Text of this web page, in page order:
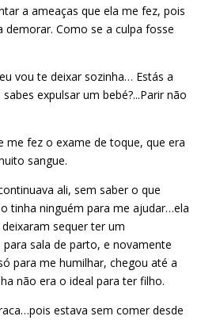
a ameaças que ela me fez, pois
Como se a culpa fosse
vou te deixar sozinha… Estás a
expulsar um bebé?...Parir não
me fez o exame de toque, que era
sangue.
ali, sem saber o que
tinha ninguém para me ajudar…ela
sequer ter um
sala de parto, e novamente
para me humilhar, chegou até a
não era o ideal para ter filho.
estava sem comer desde